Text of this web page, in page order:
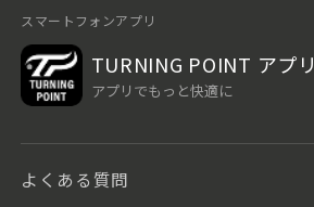
スマートフォンアプリ
TURNING POINT アプリ
アプリでもっと快適に
よくある質問